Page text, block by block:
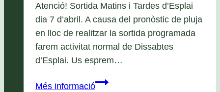
Atenció! Sortida Matins i Tardes d’Esplai
dia 7 d’abril. A causa del pronòstic de pluja
en lloc de realitzar la sortida programada
farem activitat normal de Dissabtes
d’Esplai. Us esprem…
Més informacióSortida